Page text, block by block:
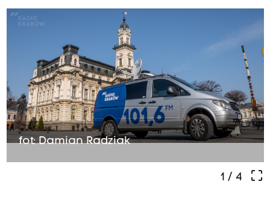
fot: Damian Radziak
crop_free
1 / 4